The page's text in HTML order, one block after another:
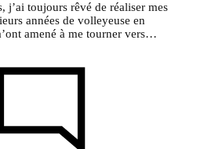
j’ai toujours rêvé de réaliser mes
années de volleyeuse en
amené à me tourner vers…